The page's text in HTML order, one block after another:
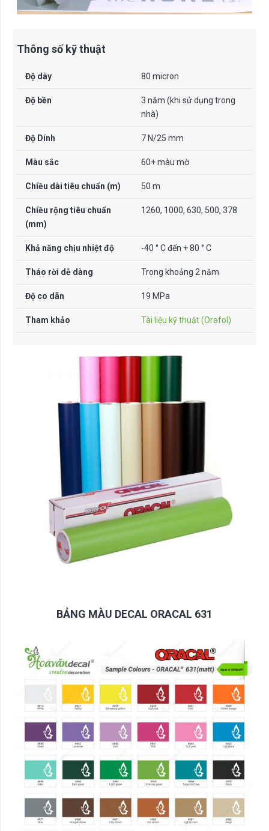
Thông số kỹ thuật
Độ dày 80 micron
Độ bền
3 năm (khi sử dụng trong
nhà)
Độ Dính 7 N/25 mm
Màu sắc 60+ màu mờ
Chiều dài tiêu chuẩn (m) 50 m
Chiều rộng tiêu chuẩn
(mm)
1260, 1000, 630, 500, 378
Khả năng chịu nhiệt độ -40 ° C đến + 80 ° C
Tháo rời dễ dàng Trong khoảng 2 năm
Độ co dãn 19 MPa
Tham khảo Tài liệu kỹ thuật (Orafol)
BẢNG MÀU DECAL ORACAL 631